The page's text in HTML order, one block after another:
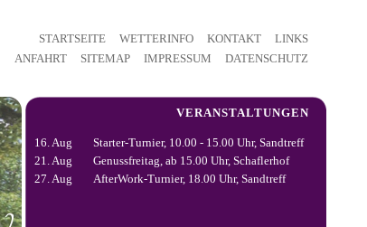
STARTSEITE WETTERINFO KONTAKT
LINKS
ANFAHRT
SITEMAP IMPRESSUM DATENSCHUTZ
VERANSTALTUNGEN
16. Aug
Starter-Turnier, 10.00 - 15.00 Uhr, Sandtreff
21. Aug
Genussfreitag, ab 15.00 Uhr, Schaflerhof
27. Aug
AfterWork-Turnier, 18.00 Uhr, Sandtreff